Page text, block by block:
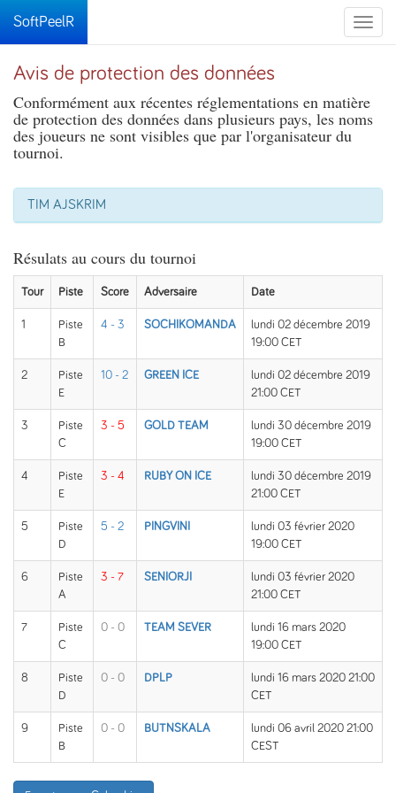
Toggle
SoftPeelR
Avis de protection des données
Conformément aux récentes réglementations en matière
de protection des données dans plusieurs pays, les noms
des joueurs ne sont visibles que par l'organisateur du
tournoi.
TIM AJSKRIM
Résulats au cours du tournoi
Tour Piste Score Adversaire Date
1
Piste
B
4 - 3 SOCHIKOMANDA
lundi 02 décembre 2019
19:00 CET
2
Piste
E
10 - 2 GREEN ICE
lundi 02 décembre 2019
21:00 CET
3
Piste
C
3 - 5 GOLD TEAM
lundi 30 décembre 2019
19:00 CET
4
Piste
E
3 - 4 RUBY ON ICE
lundi 30 décembre 2019
21:00 CET
5
Piste
D
5 - 2 PINGVINI
lundi 03 février 2020
19:00 CET
6
Piste
A
3 - 7 SENIORJI
lundi 03 février 2020
21:00 CET
7
Piste
C
0 - 0 TEAM SEVER
lundi 16 mars 2020
19:00 CET
8
Piste
D
0 - 0 DPLP
lundi 16 mars 2020 21:00
CET
9
Piste
B
0 - 0 BUTNSKALA
lundi 06 avril 2020 21:00
CEST